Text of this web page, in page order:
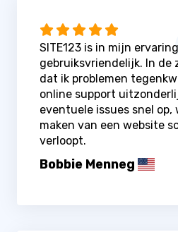
SITE123 is in mijn
gebruiksvriendelijk. In de
dat ik problemen
online support
eventuele issues snel op,
maken van een website
verloopt.
Bobbie Menneg